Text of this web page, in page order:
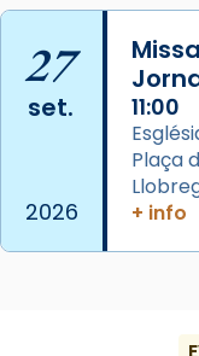
partir de l’Edat
que les santes
Semproniana
eterna”) són
frare Joan
que les santes
les
a la “Missa de
27
set.
2026
11:00
Plaça
+ info